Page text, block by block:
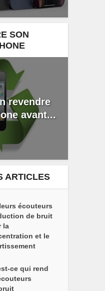
SON
revendre
avant...
ARTICLES
écouteurs
de bruit
la
et le
ce qui rend